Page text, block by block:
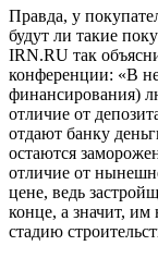
Правда, у
будут ли такие
IRN.RU так
конференции: «В
финансирования)
отличие от
отдают банку
остаются
отличие от
цене, ведь
конце, а значит,
стадию